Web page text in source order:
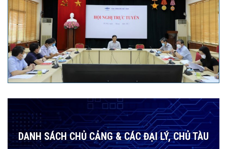
DANH SÁCH CHỦ CẢNG & CÁC ĐẠI LÝ, CHỦ TÀU